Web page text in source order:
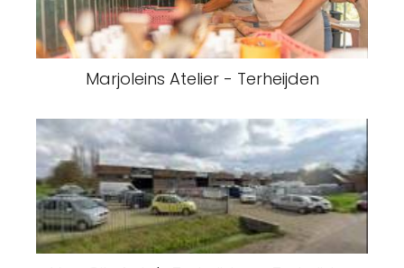
Marjoleins Atelier - Terheijden